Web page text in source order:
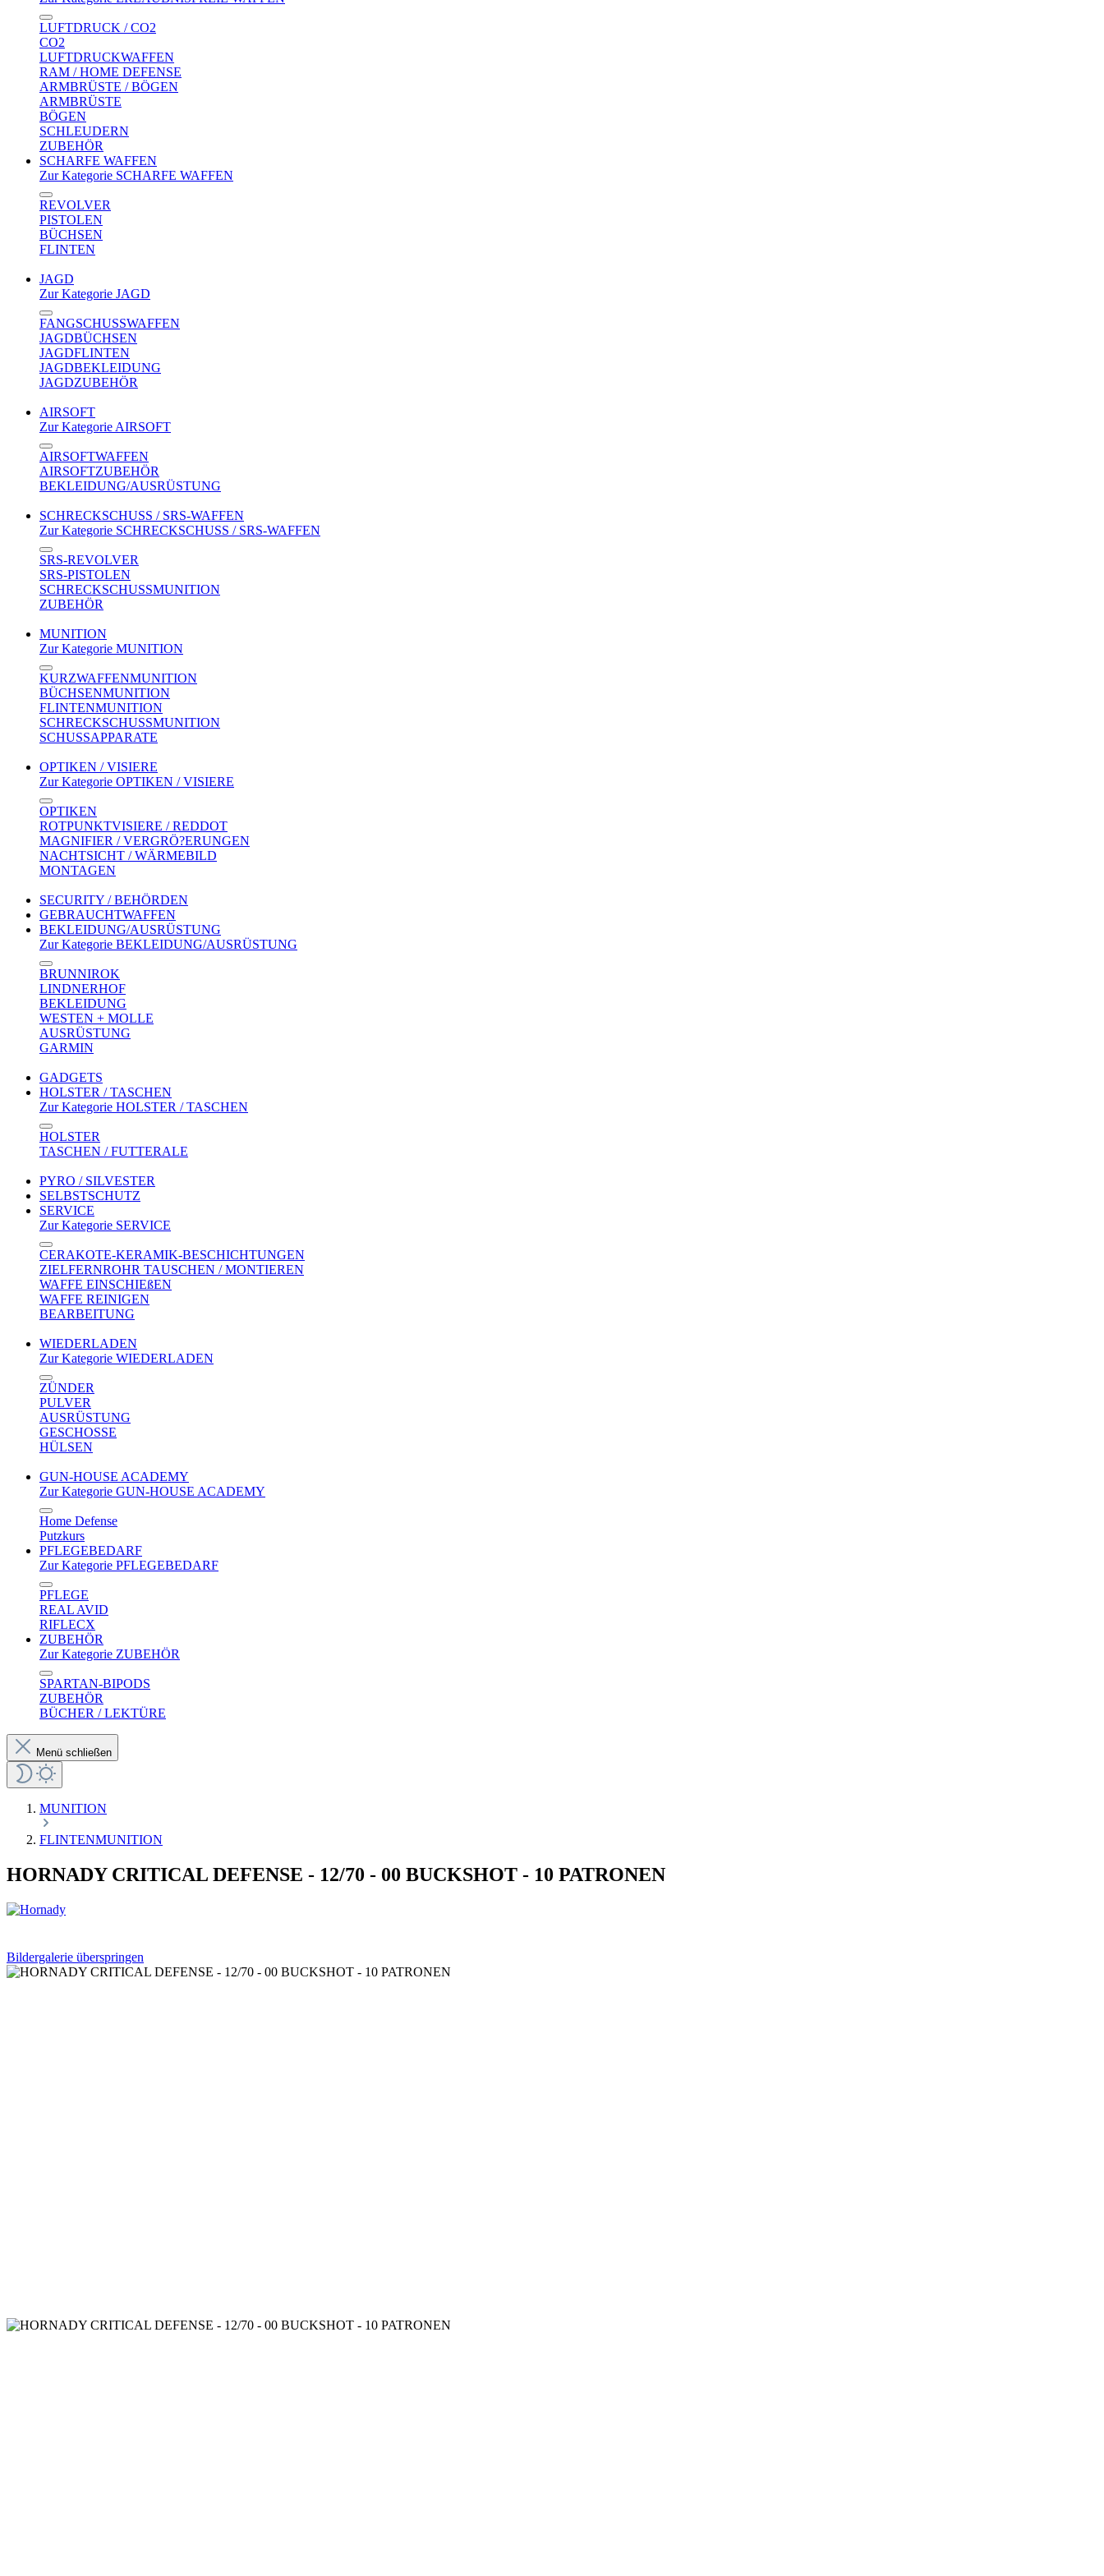
LUFTDRUCK / CO2
CO2
LUFTDRUCKWAFFEN
RAM / HOME DEFENSE
ARMBRÜSTE / BÖGEN
ARMBRÜSTE
BÖGEN
SCHLEUDERN
ZUBEHÖR
SCHARFE WAFFEN
Zur Kategorie SCHARFE WAFFEN
REVOLVER
PISTOLEN
BÜCHSEN
FLINTEN
JAGD
Zur Kategorie JAGD
FANGSCHUSSWAFFEN
JAGDBÜCHSEN
JAGDFLINTEN
JAGDBEKLEIDUNG
JAGDZUBEHÖR
AIRSOFT
Zur Kategorie AIRSOFT
AIRSOFTWAFFEN
AIRSOFTZUBEHÖR
BEKLEIDUNG/AUSRÜSTUNG
SCHRECKSCHUSS / SRS-WAFFEN
Zur Kategorie SCHRECKSCHUSS / SRS-WAFFEN
SRS-REVOLVER
SRS-PISTOLEN
SCHRECKSCHUSSMUNITION
ZUBEHÖR
MUNITION
Zur Kategorie MUNITION
KURZWAFFENMUNITION
BÜCHSENMUNITION
FLINTENMUNITION
SCHRECKSCHUSSMUNITION
SCHUSSAPPARATE
OPTIKEN / VISIERE
Zur Kategorie OPTIKEN / VISIERE
OPTIKEN
ROTPUNKTVISIERE / REDDOT
MAGNIFIER / VERGRÖ?ERUNGEN
NACHTSICHT / WÄRMEBILD
MONTAGEN
SECURITY / BEHÖRDEN
GEBRAUCHTWAFFEN
BEKLEIDUNG/AUSRÜSTUNG
Zur Kategorie BEKLEIDUNG/AUSRÜSTUNG
BRUNNIROK
LINDNERHOF
BEKLEIDUNG
WESTEN + MOLLE
AUSRÜSTUNG
GARMIN
GADGETS
HOLSTER / TASCHEN
Zur Kategorie HOLSTER / TASCHEN
HOLSTER
TASCHEN / FUTTERALE
PYRO / SILVESTER
SELBSTSCHUTZ
SERVICE
Zur Kategorie SERVICE
CERAKOTE-KERAMIK-BESCHICHTUNGEN
ZIELFERNROHR TAUSCHEN / MONTIEREN
WAFFE EINSCHIEßEN
WAFFE REINIGEN
BEARBEITUNG
WIEDERLADEN
Zur Kategorie WIEDERLADEN
ZÜNDER
PULVER
AUSRÜSTUNG
GESCHOSSE
HÜLSEN
GUN-HOUSE ACADEMY
Zur Kategorie GUN-HOUSE ACADEMY
Home Defense
Putzkurs
PFLEGEBEDARF
Zur Kategorie PFLEGEBEDARF
PFLEGE
REAL AVID
RIFLECX
ZUBEHÖR
Zur Kategorie ZUBEHÖR
SPARTAN-BIPODS
ZUBEHÖR
BÜCHER / LEKTÜRE
Menü schließen
MUNITION
FLINTENMUNITION
HORNADY CRITICAL DEFENSE - 12/70 - 00 BUCKSHOT - 10 PATRONEN
Bildergalerie überspringen